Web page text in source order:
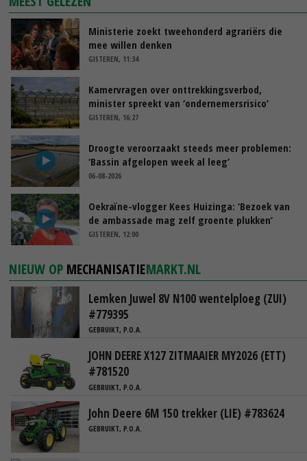
Ministerie zoekt tweehonderd agrariërs die
mee willen denken
GISTEREN, 11:34
Kamervragen over onttrekkingsverbod,
minister spreekt van ‘ondernemersrisico’
GISTEREN, 16:27
Droogte veroorzaakt steeds meer problemen:
‘Bassin afgelopen week al leeg’
06-08-2026
Oekraïne-vlogger Kees Huizinga: ‘Bezoek van
de ambassade mag zelf groente plukken’
GISTEREN, 12:00
NIEUW OP MECHANISATIEMARKT.NL
Lemken Juwel 8V N100 wentelploeg (ZUI)
#779395
GEBRUIKT, P.O.A.
JOHN DEERE X127 ZITMAAIER MY2026 (ETT)
#781520
GEBRUIKT, P.O.A.
John Deere 6M 150 trekker (LIE) #783624
GEBRUIKT, P.O.A.